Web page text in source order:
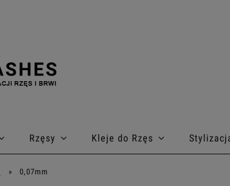
Rzęsy Kleje do Rzęs
» 0,07mm